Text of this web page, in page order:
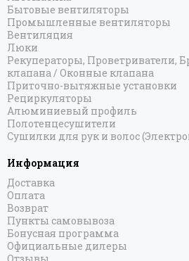
Бытовые вентиляторы
Промышленные вентиляторы
Вентиляция
Люки
Рекуператоры, Проветриватели,
клапана / Оконные клапана
Приточно-вытяжные установки
Рециркуляторы
Алюминиевый профиль
Полотенцесушители
Сушилки для рук и волос
Информация
Доставка
Оплата
Возврат
Пункты самовывоза
Бонусная программа
Официальные дилеры